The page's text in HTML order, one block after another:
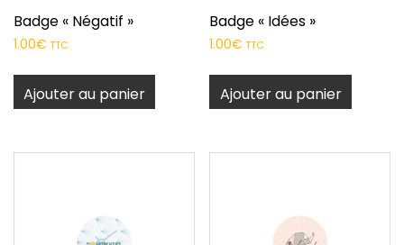
Badge « Négatif »
1.00€ TTC
Ajouter au panier
Badge « Idées »
1.00€ TTC
Ajouter au panier